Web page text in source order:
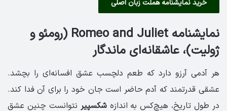
خرید نمایشنامه هملت زبان اصلی
نمایشنامه Romeo and Juliet (رومئو و
ژولیت)، عاشقانه‌ای ماندگار
هر آدمی آرزو دارد که طعم دلچسب عشق افسانه‌ای را بچشد.
عشقی قدرتمند که آدم حاضر است جان خود را برای آن فدا کند.
در طول تاریخ، هیچ‌کس به اندازهشکسپیر نتوانست چنین عشق